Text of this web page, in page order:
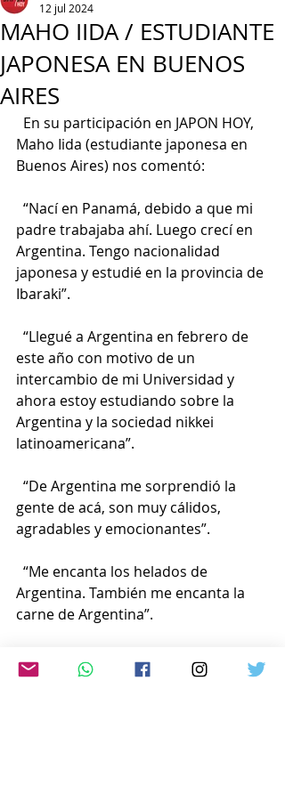
MAHO IIDA / ESTUDIANTE
JAPONESA EN BUENOS
AIRES
12 jul 2024
En su participación en JAPON HOY,
Maho Iida (estudiante japonesa en
Buenos Aires) nos comentó:
“Nací en Panamá, debido a que mi
padre trabajaba ahí. Luego crecí en
Argentina. Tengo nacionalidad
japonesa y estudié en la provincia de
Ibaraki”.
“Llegué a Argentina en febrero de
este año con motivo de un
intercambio de mi Universidad y
ahora estoy estudiando sobre la
Argentina y la sociedad nikkei
latinoamericana”.
“De Argentina me sorprendió la
gente de acá, son muy cálidos,
agradables y emocionantes”.
“Me encanta los helados de
Argentina. También me encanta la
carne de Argentina”.
** (Fragmento del comentario de
Maho Iida (estudiante japonesa en